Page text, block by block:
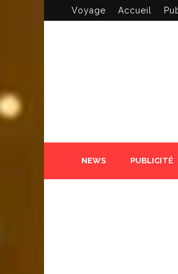
Voyage Accueil
NEWS PUBLICITÉ